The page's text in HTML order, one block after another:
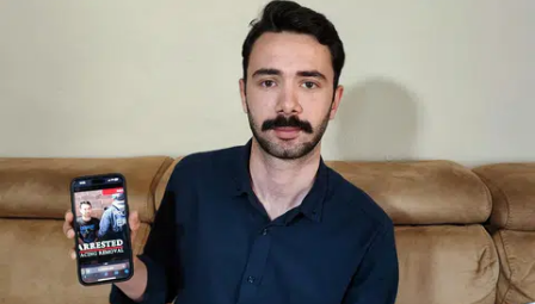
Bitlis
Bolu
Burdur
Bursa
Çanakkale